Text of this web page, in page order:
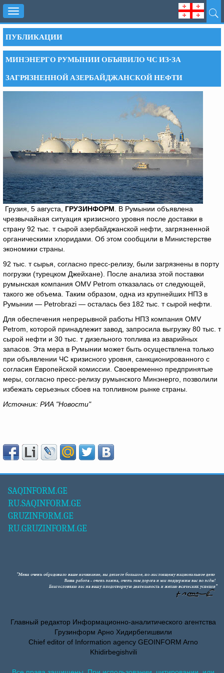
Toggle
navigation
ПУБЛИКАЦИИ
МИНЭНЕРГО РУМЫНИИ ОБЪЯВИЛО ЧС ИЗ-ЗА
ЗАГРЯЗНЕННОЙ АЗЕРБАЙДЖАНСКОЙ НЕФТИ
Грузия, 5 августа, ГРУЗИНФОРМ . В Румынии объявлена
чрезвычайная ситуация кризисного уровня после доставки в
страну 92 тыс. т сырой азербайджанской нефти, загрязненной
органическими хлоридами. Об этом сообщили в Министерстве
экономики страны.
92 тыс. т сырья, согласно пресс-релизу, были загрязнены в порту
погрузки (турецком Джейхане). После анализа этой поставки
румынская компания OMV Petrom отказалась от следующей,
такого же объема. Таким образом, одна из крупнейших НПЗ в
Румынии — Petrobrazi — осталась без 182 тыс. т сырой нефти.
Для обеспечения непрерывной работы НПЗ компания OMV
Petrom, которой принадлежит завод, запросила выгрузку 80 тыс. т
сырой нефти и 30 тыс. т дизельного топлива из аварийных
запасов. Эта мера в Румынии может быть осуществлена только
при объявлении ЧС кризисного уровня, санкционированного с
согласия Европейской комиссии. Своевременно предпринятые
меры, согласно пресс-релизу румынского Минэнерго, позволили
избежать серьезных сбоев на топливном рынке страны.
Источник: РИА "Новости"
SAQINFORM.GE
RU.SAQINFORM.GE
GRUZINFORM.GE
RU.GRUZINFORM.GE
Главный редактор Информационно-аналитического агентства
Грузинформ Арно Хидирбегишвили
Chief editor of Information agency GEOINFORM Arno
Khidirbegishvili